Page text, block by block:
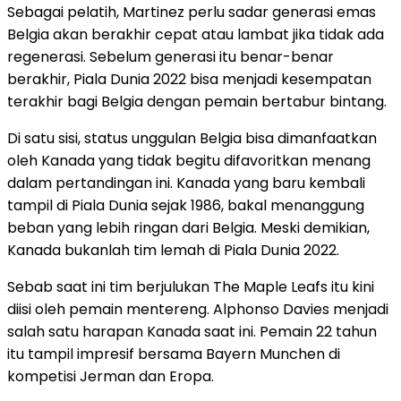
Sebagai pelatih, Martinez perlu sadar generasi emas
Belgia akan berakhir cepat atau lambat jika tidak ada
regenerasi. Sebelum generasi itu benar-benar
berakhir, Piala Dunia 2022 bisa menjadi kesempatan
terakhir bagi Belgia dengan pemain bertabur bintang.
Di satu sisi, status unggulan Belgia bisa dimanfaatkan
oleh Kanada yang tidak begitu difavoritkan menang
dalam pertandingan ini. Kanada yang baru kembali
tampil di Piala Dunia sejak 1986, bakal menanggung
beban yang lebih ringan dari Belgia. Meski demikian,
Kanada bukanlah tim lemah di Piala Dunia 2022.
Sebab saat ini tim berjulukan The Maple Leafs itu kini
diisi oleh pemain mentereng. Alphonso Davies menjadi
salah satu harapan Kanada saat ini. Pemain 22 tahun
itu tampil impresif bersama Bayern Munchen di
kompetisi Jerman dan Eropa.